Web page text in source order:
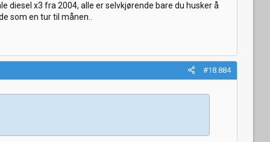
diesel x3 fra 2004, alle er selvkjørende bare du husker å
som en tur til månen..
#18.884